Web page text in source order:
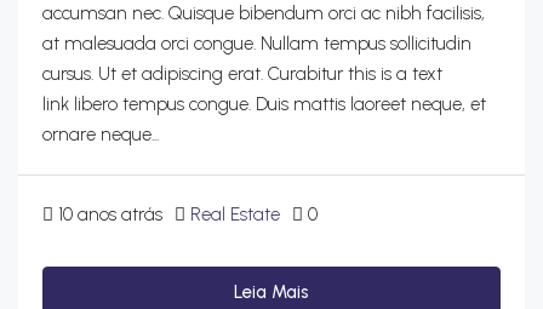
accumsan nec. Quisque bibendum orci ac nibh facilisis,
at malesuada orci congue. Nullam tempus sollicitudin
cursus. Ut et adipiscing erat. Curabitur this is a text
link libero tempus congue. Duis mattis laoreet neque, et
ornare neque...
10 anos atrás Real Estate 0
Leia Mais